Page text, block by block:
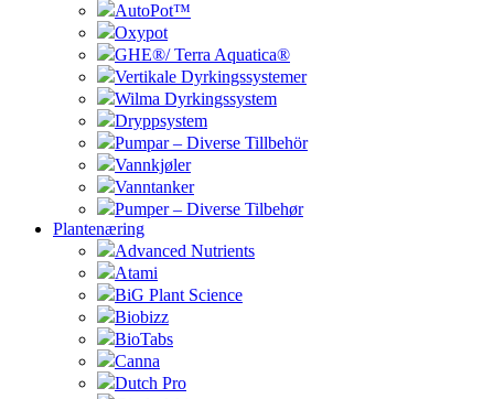
AutoPot™
Oxypot
GHE®/ Terra Aquatica®
Vertikale Dyrkingssystemer
Wilma Dyrkingssystem
Dryppsystem
Pumpar – Diverse Tillbehör
Vannkjøler
Vanntanker
Pumper – Diverse Tilbehør
Plantenæring
Advanced Nutrients
Atami
BiG Plant Science
Biobizz
BioTabs
Canna
Dutch Pro